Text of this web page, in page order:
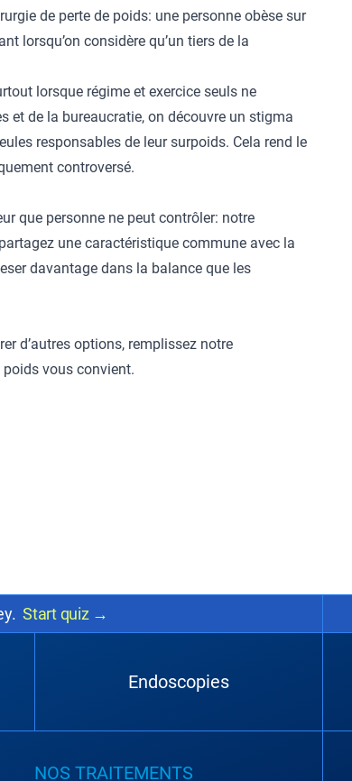
de perte de poids: une personne obèse sur
lorsqu’on considère qu’un tiers de la
lorsque régime et exercice seuls ne
et de la bureaucratie, on découvre un stigma
responsables de leur surpoids. Cela rend le
controversé.
que personne ne peut contrôler: notre
une caractéristique commune avec la
davantage dans la balance que les
d’autres options, remplissez notre
vous convient.
Start quiz →
Endoscopies
NOS TRAITEMENTS